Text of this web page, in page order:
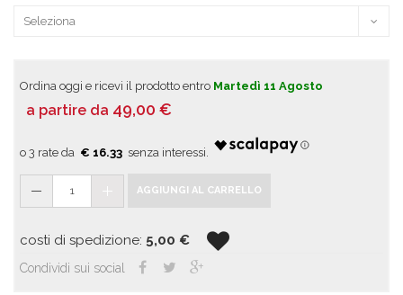
Ordina oggi e ricevi il prodotto entro Martedì 11 Agosto
a partire da 49,00 €
€ 16.33
1 AGGIUNGI AL CARRELLO
costi di spedizione: 5,00 €
Condividi sui social